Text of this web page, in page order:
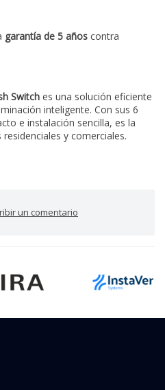
garantía de 5 años contra
Switch es una solución eficiente
inteligente. Con sus 6
e instalación sencilla, es la
y comerciales.
un comentario